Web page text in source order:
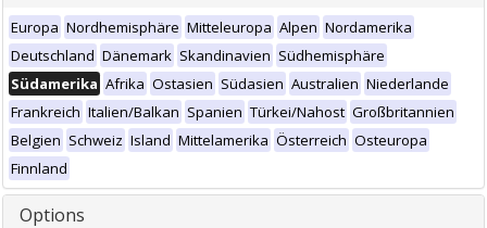
Europa Nordhemisphäre Mitteleuropa Alpen Nordamerika
Deutschland Dänemark Skandinavien Südhemisphäre
Südamerika Afrika Ostasien Südasien Australien Niederlande
Frankreich Italien/Balkan Spanien Türkei/Nahost Großbritannien
Belgien Schweiz Island Mittelamerika Österreich Osteuropa
Finnland
Options